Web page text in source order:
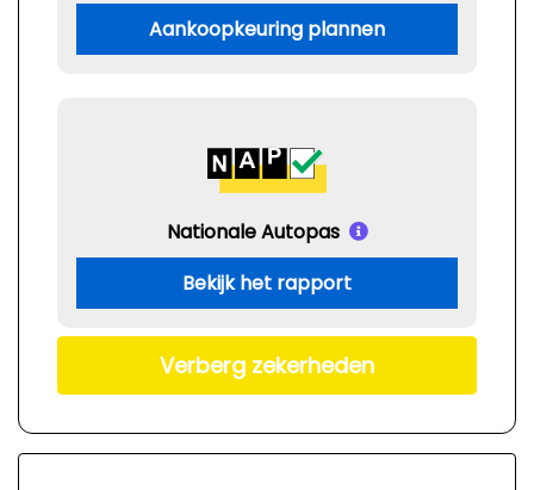
Aankoopkeuring plannen
Nationale Autopas
Bekijk het rapport
Verberg zekerheden